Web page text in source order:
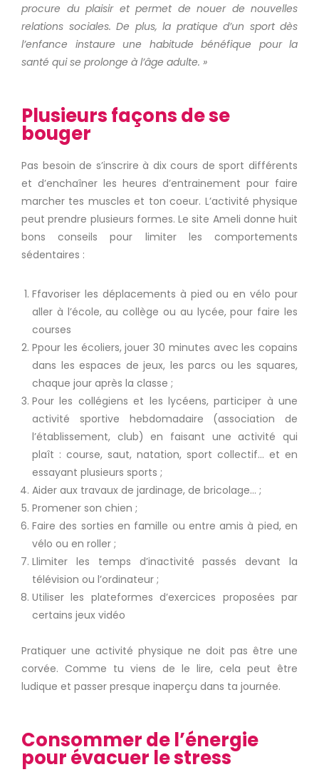
procure du plaisir et permet de nouer de nouvelles
relations sociales. De plus, la pratique d’un sport dès
l’enfance instaure une habitude bénéfique pour la
santé qui se prolonge à l’âge adulte. »
Plusieurs façons de se
bouger
Pas besoin de s’inscrire à dix cours de sport différents
et d’enchaîner les heures d’entrainement pour faire
marcher tes muscles et ton coeur. L’activité physique
peut prendre plusieurs formes. Le site Ameli donne huit
bons conseils pour limiter les comportements
sédentaires :
Ffavoriser les déplacements à pied ou en vélo pour
aller à l’école, au collège ou au lycée, pour faire les
courses
Ppour les écoliers, jouer 30 minutes avec les copains
dans les espaces de jeux, les parcs ou les squares,
chaque jour après la classe ;
Pour les collégiens et les lycéens, participer à une
activité sportive hebdomadaire (association de
l’établissement, club) en faisant une activité qui
plaît : course, saut, natation, sport collectif… et en
essayant plusieurs sports ;
Aider aux travaux de jardinage, de bricolage… ;
Promener son chien ;
Faire des sorties en famille ou entre amis à pied, en
vélo ou en roller ;
Llimiter les temps d’inactivité passés devant la
télévision ou l’ordinateur ;
Utiliser les plateformes d’exercices proposées par
certains jeux vidéo
Pratiquer une activité physique ne doit pas être une
corvée. Comme tu viens de le lire, cela peut être
ludique et passer presque inaperçu dans ta journée.
Consommer de l’énergie
pour évacuer le stress